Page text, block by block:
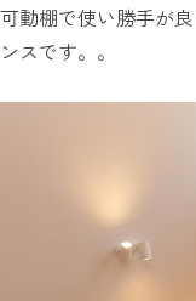
可動棚で使い勝手が
ンスです。。